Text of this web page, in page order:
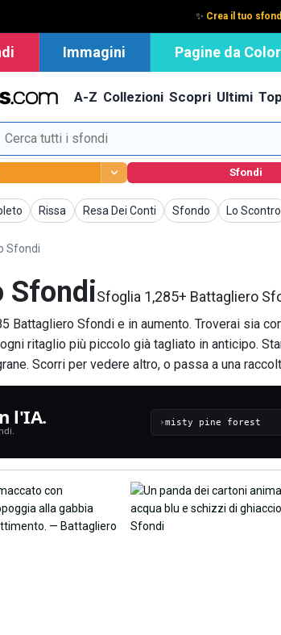
✨ Crea il tuo
Immagini Pagine da
A-Z Collezioni Scopri Ultimi Top
Sfondi
Rissa
Sfondi Resa Dei Conti
Sfondi Sfondo
Sfondi Lo Scontro
Sfondi
Sfondi
SfondiSfoglia 1,285+ Battagliero
Battagliero Sfondi e in aumento. Troverai sia
ritaglio più piccolo già tagliato in anticipo.
Scorri per vedere altro, o passa a una
l'IA. ›